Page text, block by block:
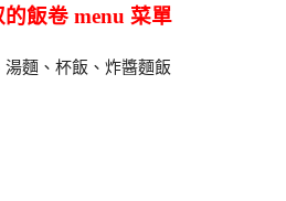
飯卷 menu 菜單
湯麵、杯飯、炸醬麵飯